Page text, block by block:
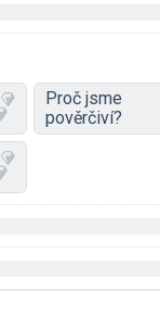
Proč jsme
pověrčiví?